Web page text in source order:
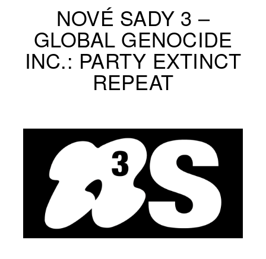
NOVÉ SADY 3 –
GLOBAL GENOCIDE
INC.: PARTY EXTINCT
REPEAT